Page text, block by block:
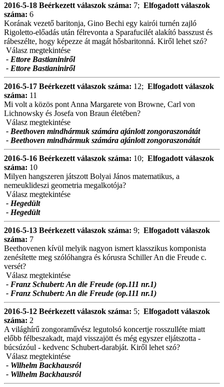
2016-5-18 Beérkezett válaszok száma: 7; Elfogadott válaszok
száma: 6
Korának vezető baritonja, Gino Bechi egy kairói turnén zajló
Rigoletto-előadás után félrevonta a Sparafucilét alakító basszust és
rábeszélte, hogy képezze át magát hősbaritonná. Kiről lehet szó?
Válasz megtekintése
- Ettore Bastianiniről
- Ettore Bastianiniről
2016-5-17 Beérkezett válaszok száma: 12; Elfogadott válaszok
száma: 11
Mi volt a közös pont Anna Margarete von Browne, Carl von
Lichnowsky és Josefa von Braun életében?
Válasz megtekintése
- Beethoven mindhármuk számára ajánlott zongoraszonátát
- Beethoven mindhármuk számára ajánlott zongoraszonátát
2016-5-16 Beérkezett válaszok száma: 10; Elfogadott válaszok
száma: 10
Milyen hangszeren játszott Bolyai János matematikus, a
nemeuklideszi geometria megalkotója?
Válasz megtekintése
- Hegedült
- Hegedült
2016-5-13 Beérkezett válaszok száma: 9; Elfogadott válaszok
száma: 7
Beethovenen kívül melyik nagyon ismert klasszikus komponista
zenésítette meg szólóhangra és kórusra Schiller An die Freude c.
versét?
Válasz megtekintése
- Franz Schubert: An die Freude (op.111 nr.1)
- Franz Schubert: An die Freude (op.111 nr.1)
2016-5-12 Beérkezett válaszok száma: 5; Elfogadott válaszok
száma: 2
A világhírű zongoraművész legutolsó koncertje rosszulléte miatt
előbb félbeszakadt, majd visszajött és még egyszer eljátszotta -
búcsúzóul - kedvenc Schubert-darabját. Kiről lehet szó?
Válasz megtekintése
- Wilhelm Backhausról
- Wilhelm Backhausról